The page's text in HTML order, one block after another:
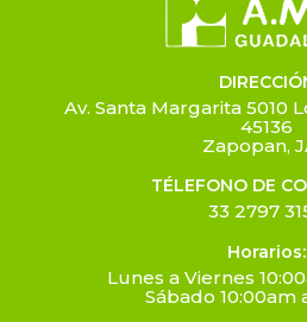
Av. Santa Margarita 5010
45136
Zapopan,
TÉLEFONO DE
33 2797
Horarios:
Lunes a Viernes
Sábado 10:00am